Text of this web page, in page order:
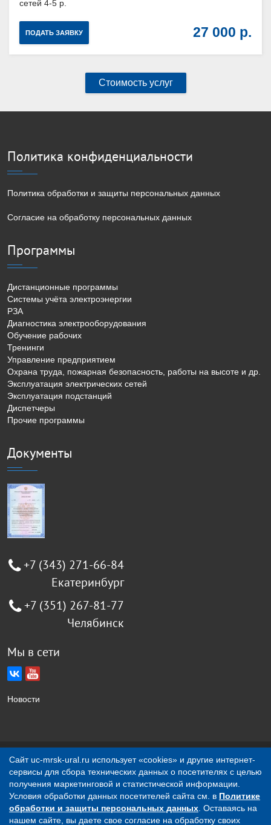
сетей 4-5 р.
ПОДАТЬ ЗАЯВКУ 27 000
Стоимость услуг
Политика конфиденциальности
Политика обработки и защиты персональных данных
Согласие на обработку персональных данных
Программы
Дистанционные программы
Системы учёта электроэнергии
РЗА
Диагностика электрооборудования
Обучение рабочих
Тренинги
Управление предприятием
Охрана труда, пожарная безопасность, работы на высоте и др.
Эксплуатация электрических сетей
Эксплуатация подстанций
Диспетчеры
Прочие программы
Документы
+7 (343) 271-66-84
Екатеринбург
+7 (351) 267-81-77
Челябинск
Мы в сети
Новости
Создание сайта Jellyweb
О компании Контакты
Вся представленная на сайте информация носит
Сайт uc-mrsk-ural.ru использует «cookies» и другие интернет-
сервисы для сбора технических данных о посетителях с целью
получения маркетинговой и статистической информации.
Условия обработки данных посетителей сайта см. в Политике
обработки и защиты персональных данных . Оставаясь на
нашем сайте, вы даете свое согласие на обработку своих